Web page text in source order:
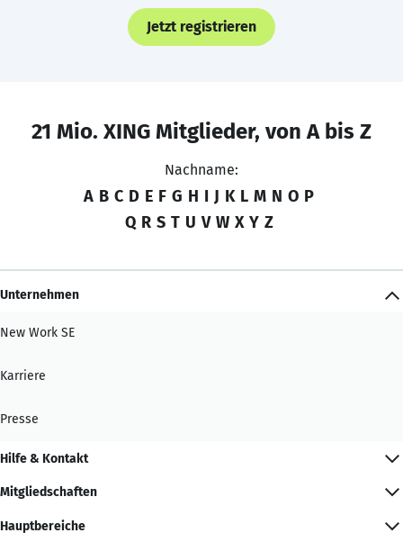
Jetzt registrieren
21 Mio. XING Mitglieder, von A bis Z
Nachname:
A B C D E F G H I J K L M N O P
Q R S T U V W X Y Z
Unternehmen
New Work SE
Karriere
Presse
Hilfe & Kontakt
Mitgliedschaften
Hauptbereiche